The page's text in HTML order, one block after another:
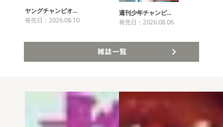
ヤングチャンピオ…
発売日：2026.08.10
週刊少年チャンピ…
発売日：2026.08.06